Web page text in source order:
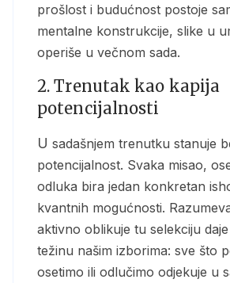
prošlost i budućnost postoje
mentalne konstrukcije, slike u
operiše u večnom sada.
2. Trenutak kao kapija
potencijalnosti
U sadašnjem trenutku stanuje beskonačna
potencijalnost. Svaka misao,
odluka bira jedan konkretan
kvantnih mogućnosti.
aktivno oblikuje tu selekciju
težinu našim izborima: sve što
osetimo ili odlučimo odjekuje u